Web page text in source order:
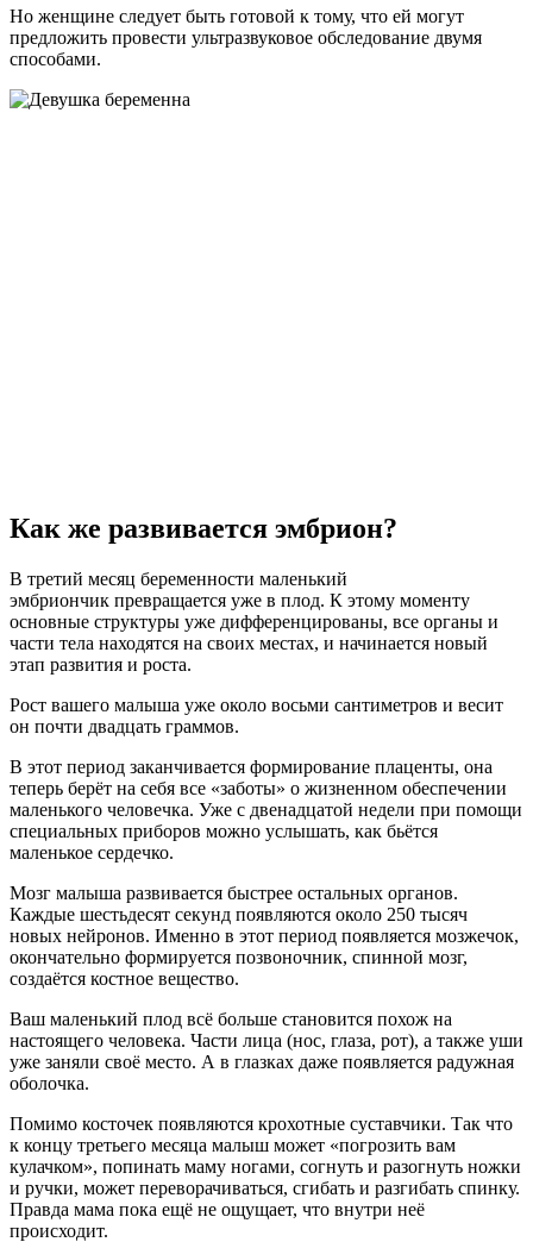
Но женщине следует быть готовой к тому, что ей могут
предложить провести ультразвуковое обследование двумя
способами.
Как же развивается эмбрион?
В третий месяц беременности маленький
эмбриончик превращается уже в плод. К этому моменту
основные структуры уже дифференцированы, все органы и
части тела находятся на своих местах, и начинается новый
этап развития и роста.
Рост вашего малыша уже около восьми сантиметров и весит
он почти двадцать граммов.
В этот период заканчивается формирование плаценты, она
теперь берёт на себя все «заботы» о жизненном обеспечении
маленького человечка. Уже с двенадцатой недели при помощи
специальных приборов можно услышать, как бьётся
маленькое сердечко.
Мозг малыша развивается быстрее остальных органов.
Каждые шестьдесят секунд появляются около 250 тысяч
новых нейронов. Именно в этот период появляется мозжечок,
окончательно формируется позвоночник, спинной мозг,
создаётся костное вещество.
Ваш маленький плод всё больше становится похож на
настоящего человека. Части лица (нос, глаза, рот), а также уши
уже заняли своё место. А в глазках даже появляется радужная
оболочка.
Помимо косточек появляются крохотные суставчики. Так что
к концу третьего месяца малыш может «погрозить вам
кулачком», попинать маму ногами, согнуть и разогнуть ножки
и ручки, может переворачиваться, сгибать и разгибать спинку.
Правда мама пока ещё не ощущает, что внутри неё
происходит.